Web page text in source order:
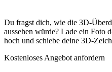
Du fragst dich, wie die 3D-
aussehen würde? Lade ein Foto
hoch und schiebe deine 3D-
Kostenloses Angebot anfordern